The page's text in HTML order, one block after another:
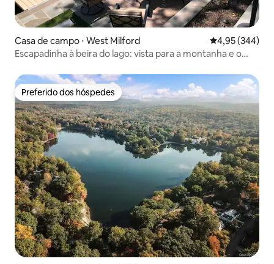
Casa de campo ⋅ West Milford 4,95 de uma
4,95 (344)
Escapadinha à beira do lago: vista para a montanha e o
Preferido dos hóspedes
Preferido dos hóspedes